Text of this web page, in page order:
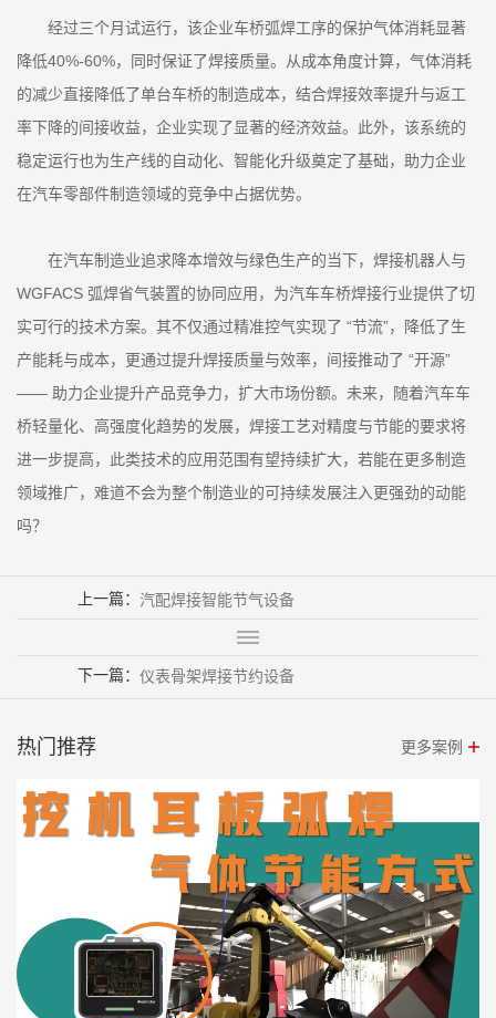
经过三个月试运行，该企业车桥弧焊工序的保护气体消耗显著
降低40%-60%，同时保证了焊接质量。从成本角度计算，气体消耗
的减少直接降低了单台车桥的制造成本，结合焊接效率提升与返工
率下降的间接收益，企业实现了显著的经济效益。此外，该系统的
稳定运行也为生产线的自动化、智能化升级奠定了基础，助力企业
在汽车零部件制造领域的竞争中占据优势。
在汽车制造业追求降本增效与绿色生产的当下，焊接机器人与
WGFACS 弧焊省气装置的协同应用，为汽车车桥焊接行业提供了切
实可行的技术方案。其不仅通过精准控气实现了 “节流”，降低了生
产能耗与成本，更通过提升焊接质量与效率，间接推动了 “开源”
—— 助力企业提升产品竞争力，扩大市场份额。未来，随着汽车车
桥轻量化、高强度化趋势的发展，焊接工艺对精度与节能的要求将
进一步提高，此类技术的应用范围有望持续扩大，若能在更多制造
领域推广，难道不会为整个制造业的可持续发展注入更强劲的动能
吗？
上一篇： 汽配焊接智能节气设备
下一篇： 仪表骨架焊接节约设备
热门推荐 更多案例